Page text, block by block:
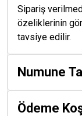
Sipariş
özeliklerinin
tavsiye edilir.
Numune
Ödeme